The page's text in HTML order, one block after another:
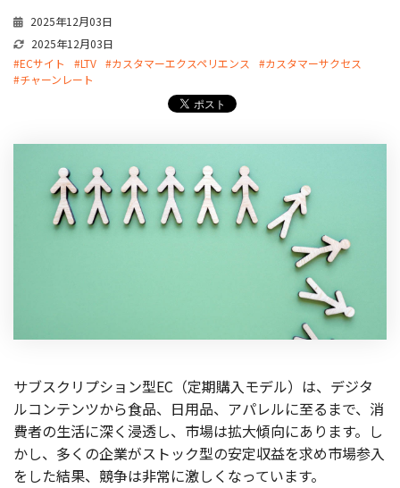
外部サービス連携
インフラ環境・サポート
費用
ショッピングモール型 EC
マルチテナント、マルチブランドなど
スクラッチ開発
ライセンス契約
内製化支援
補助金活用支援
2025年12月03日
2025年12月03日
#ECサイト
#LTV #カスタマーエクスペリエンス
#カスタマーサクセス
#チャーンレート
サブスクリプション型EC（定期購入モデル）は、デジタ
ルコンテンツから食品、日用品、アパレルに至るまで、消
費者の生活に深く浸透し、市場は拡大傾向にあります。し
かし、多くの企業がストック型の安定収益を求め市場参入
をした結果、競争は非常に激しくなっています。